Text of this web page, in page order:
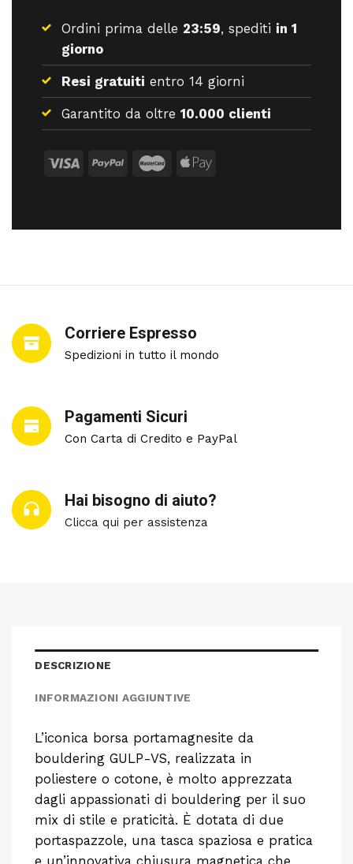
Ordini prima delle 23:59, spediti in 1
giorno
Resi gratuiti entro 14 giorni
Garantito da oltre 10.000 clienti
Corriere Espresso
Spedizioni in tutto il mondo
Pagamenti Sicuri
Con Carta di Credito e PayPal
Hai bisogno di aiuto?
Clicca qui per assistenza
DESCRIZIONE
INFORMAZIONI AGGIUNTIVE
L’iconica borsa portamagnesite da
bouldering GULP-VS, realizzata in
poliestere o cotone, è molto apprezzata
dagli appassionati di bouldering per il suo
mix di stile e praticità. È dotata di due
portaspazzole, una tasca spaziosa e pratica
e un’innovativa chiusura magnetica che